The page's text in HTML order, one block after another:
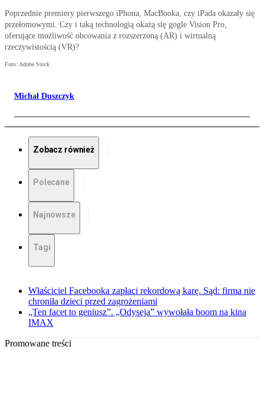
Poprzednie premiery pierwszego iPhona, MacBooka, czy iPada okazały się
przełomowymi. Czy i taką technologią okażą się gogle Vision Pro,
oferujące możliwość obcowania z rozszerzoną (AR) i wirtualną
rzeczywistością (VR)?
Foto: Adobe Stock
Michał Duszczyk
Zobacz również
Polecane
Najnowsze
Tagi
Właściciel Facebooka zapłaci rekordową karę. Sąd: firma nie
chroniła dzieci przed zagrożeniami
„Ten facet to geniusz”. „Odyseja” wywołała boom na kina
IMAX
Promowane treści